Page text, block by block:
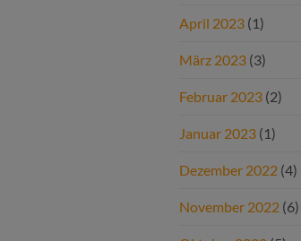
April 2023 (1)
März 2023 (3)
Februar 2023 (2)
Januar 2023 (1)
Dezember 2022 (4)
November 2022 (6)